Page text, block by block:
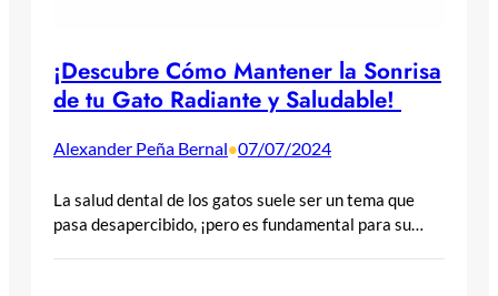
¡Descubre Cómo Mantener la Sonrisa
de tu Gato Radiante y Saludable!
Alexander Peña Bernal•07/07/2024
La salud dental de los gatos suele ser un tema que
pasa desapercibido, ¡pero es fundamental para su…